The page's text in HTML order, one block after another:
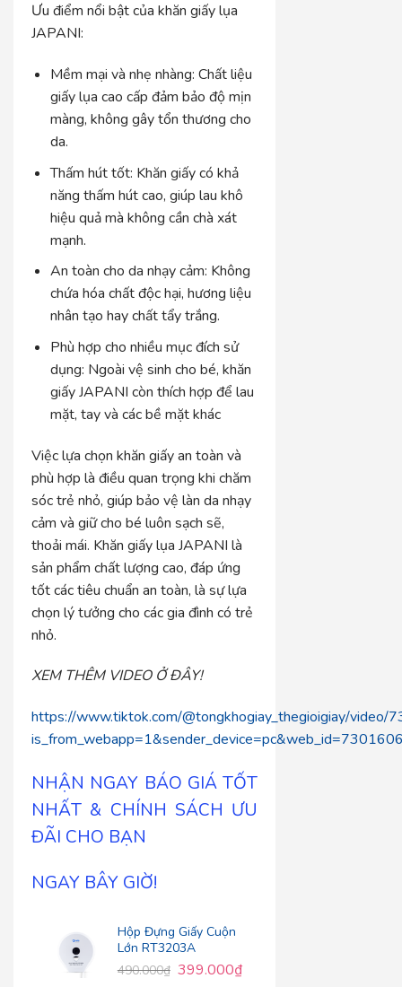
Ưu điểm nổi bật của khăn giấy lụa
JAPANI:
Mềm mại và nhẹ nhàng: Chất liệu
giấy lụa cao cấp đảm bảo độ mịn
màng, không gây tổn thương cho
da.
Thấm hút tốt: Khăn giấy có khả
năng thấm hút cao, giúp lau khô
hiệu quả mà không cần chà xát
mạnh.
An toàn cho da nhạy cảm: Không
chứa hóa chất độc hại, hương liệu
nhân tạo hay chất tẩy trắng.
Phù hợp cho nhiều mục đích sử
dụng: Ngoài vệ sinh cho bé, khăn
giấy JAPANI còn thích hợp để lau
mặt, tay và các bề mặt khác
Việc lựa chọn khăn giấy an toàn và
phù hợp là điều quan trọng khi chăm
sóc trẻ nhỏ, giúp bảo vệ làn da nhạy
cảm và giữ cho bé luôn sạch sẽ,
thoải mái. Khăn giấy lụa JAPANI là
sản phẩm chất lượng cao, đáp ứng
tốt các tiêu chuẩn an toàn, là sự lựa
chọn lý tưởng cho các gia đình có trẻ
nhỏ.
XEM THÊM VIDEO Ở ĐÂY!
https://www.tiktok.com/@tongkhogiay_thegioigiay/
NHẬN NGAY BÁO GIÁ TỐT
NHẤT & CHÍNH SÁCH ƯU
ĐÃI CHO BẠN
NGAY BÂY GIỜ!
Hộp Đựng Giấy Cuộn
Lớn RT3203A
490.000₫ 399.000₫